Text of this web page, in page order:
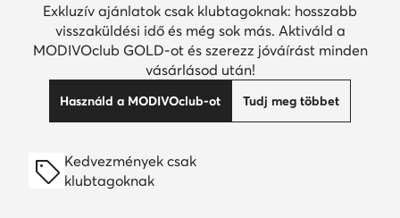
Exkluzív ajánlatok csak klubtagoknak: hosszabb
visszaküldési idő és még sok más. Aktiváld a
MODIVOclub GOLD-ot és szerezz jóváírást minden
vásárlásod után!
Használd a MODIVOclub-ot Tudj meg többet
Kedvezmények csak
klubtagoknak